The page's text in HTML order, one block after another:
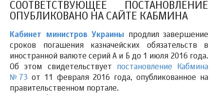
СООТВЕТСТВУЮЩЕЕ ПОСТАНОВЛЕНИЕ
ОПУБЛИКОВАНО НА САЙТЕ КАБМИНА
Кабинет министров Украины продлил завершение
сроков погашения казначейских обязательств в
иностранной валюте серий А и Б до 1 июля 2016 года.
Об этом свидетельствует постановление Кабмина
№73 от 11 февраля 2016 года, опубликованное на
правительственном портале.